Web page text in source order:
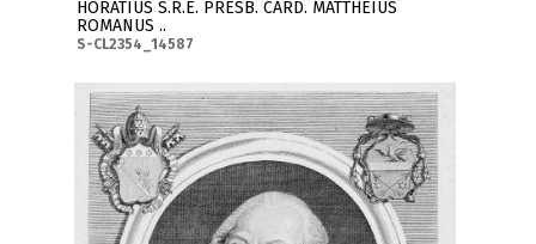
HORATIUS S.R.E. PRESB. CARD. MATTHEIUS
ROMANUS ..
S-CL2354_14587